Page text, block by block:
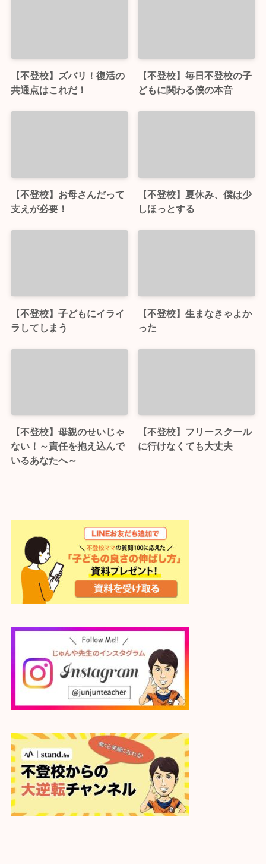
【不登校】ズバリ！復活の
共通点はこれだ！
【不登校】毎日不登校の子
どもに関わる僕の本音
【不登校】お母さんだって
支えが必要！
【不登校】夏休み、僕は少
しほっとする
【不登校】子どもにイライ
ラしてしまう
【不登校】生まなきゃよか
った
【不登校】母親のせいじゃ
ない！～責任を抱え込んで
いるあなたへ～
【不登校】フリースクール
に行けなくても大丈夫